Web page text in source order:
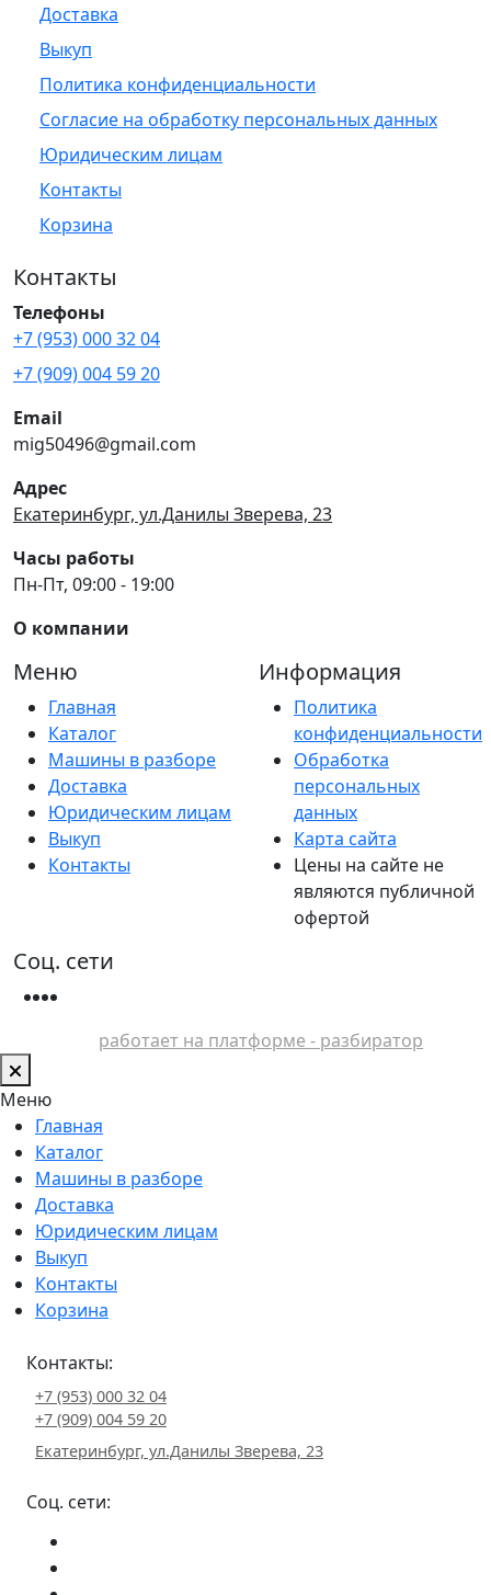
Доставка
Выкуп
Политика конфиденциальности
Согласие на обработку персональных данных
Юридическим лицам
Контакты
Корзина
Контакты
Телефоны
+7 (953) 000 32 04
+7 (909) 004 59 20
Email
mig50496@gmail.com
Адрес
Екатеринбург, ул.Данилы Зверева, 23
Часы работы
Пн-Пт, 09:00 - 19:00
О компании
Меню
Главная
Каталог
Машины в разборе
Доставка
Юридическим лицам
Выкуп
Контакты
Информация
Политика
конфиденциальности
Обработка
персональных
данных
Карта сайта
Цены на сайте не
являются публичной
офертой
Соц. сети
работает на платформе - разбиратор
Меню
Главная
Каталог
Машины в разборе
Доставка
Юридическим лицам
Выкуп
Контакты
Корзина
Контакты:
+7 (953) 000 32 04
+7 (909) 004 59 20
Екатеринбург, ул.Данилы Зверева, 23
Соц. сети: